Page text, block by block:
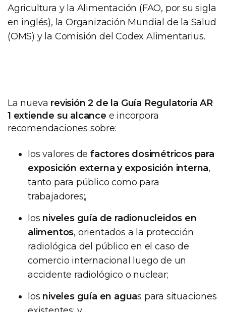
Agricultura y la Alimentación (FAO, por su sigla
en inglés), la Organización Mundial de la Salud
(OMS) y la Comisión del Codex Alimentarius.
La nueva revisión 2 de la Guía Regulatoria AR
1 extiende su alcance e incorpora
recomendaciones sobre:
los valores de factores dosimétricos para
exposición externa y exposición interna,
tanto para público como para
trabajadores;,
los niveles guía de radionucleidos en
alimentos, orientados a la protección
radiológica del público en el caso de
comercio internacional luego de un
accidente radiológico o nuclear;
los niveles guía en aguas para situaciones